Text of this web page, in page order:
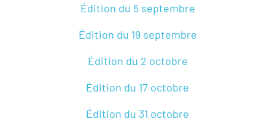
Édition du 5 septembre
Édition du 19 septembre
Édition du 2 octobre
Édition du 17 octobre
Édition du 31 octobre